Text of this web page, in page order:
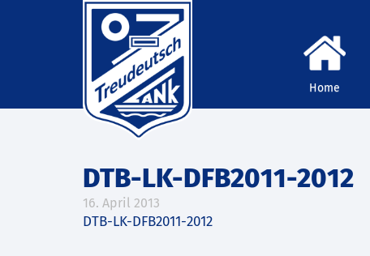
Home
DTB-LK-DFB2011-2012
16. April 2013
DTB-LK-DFB2011-2012